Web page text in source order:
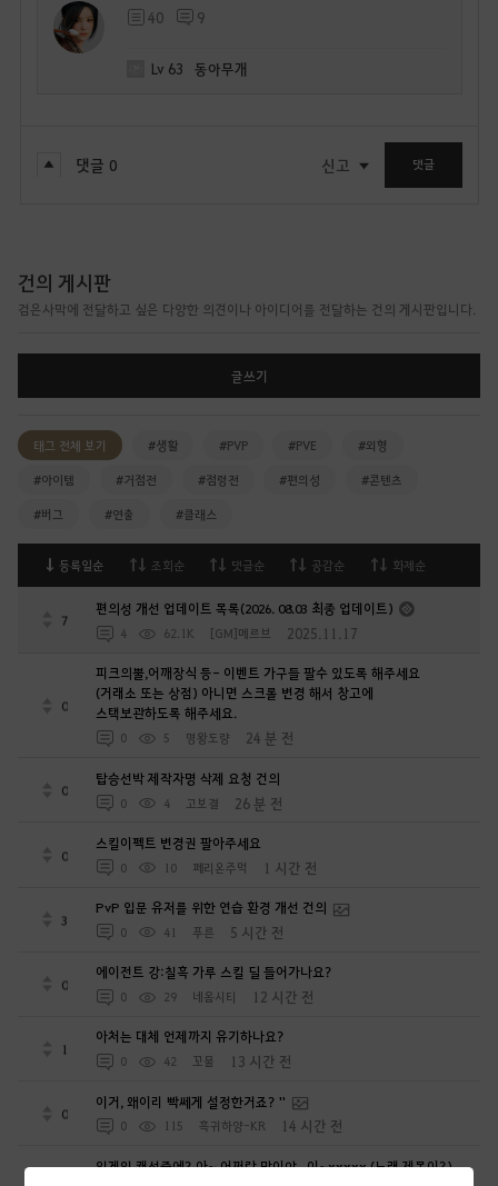
40 9
Lv 63 동아무개
댓글 0 신고 댓글
건의 게시판
검은사막에 전달하고 싶은 다양한 의견이나 아이디어를 전달하는 건의 게시판입니다.
글쓰기
태그 전체 보기 #생활 #PVP #PVE #외형
#아이템 #거점전 #점령전 #편의성 #콘텐츠
#버그 #연출 #클래스
등록일순 조회순 댓글순 공감순 화제순
7
편의성 개선 업데이트 목록(2026. 08.03 최종 업데이트)
4 62.1K [GM]메르브 2025.11.17
0
피크의뿔,어깨장식 등- 이벤트 가구들 팔수 있도록 해주세요
(거래소 또는 상점) 아니면 스크롤 변경 해서 창고에
스택보관하도록 해주세요.
0 5 명왕도량 24 분 전
0
탑승선박 제작자명 삭제 요청 건의
0 4 고보결 26 분 전
0
스킬이펙트 변경권 팔아주세요
0 10 페리온주먹 1 시간 전
3
PvP 입문 유저를 위한 연습 환경 개선 건의
0 41 푸른 5 시간 전
0
에이전트 강:칠흑 가루 스킬 딜 들어가나요?
0 29 네옴시티 12 시간 전
1
아처는 대체 언제까지 유기하나요?
0 42 꼬물 13 시간 전
0
이거, 왜이리 빡쎄게 설정한거죠? ''
0 115 흑귀하양-KR 14 시간 전
인게임 캐선중에? 아~ 어쩌란 말이야.. 이~xxxxx (노래 제목이?)